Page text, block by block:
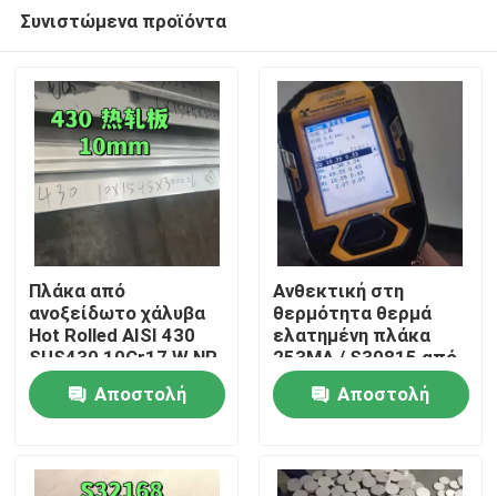
Σπίτι
Προϊόντα
Βίντεο
Συνιστώμενα προϊόντα
Πλάκα από
ανοξείδωτο χάλυβα
Hot Rolled AISI 430
SUS430 10Cr17 W.NR
1.4016 Επιφάνεια
NO.1 10*1500*6000
Αποστολή
Ανθεκτική στη
θερμότητα θερμά
ελατημένη πλάκα
253MA / S30815 από
ανοξείδωτο χάλυβα
με επιφάνεια
αλάτισης
Αποστολή